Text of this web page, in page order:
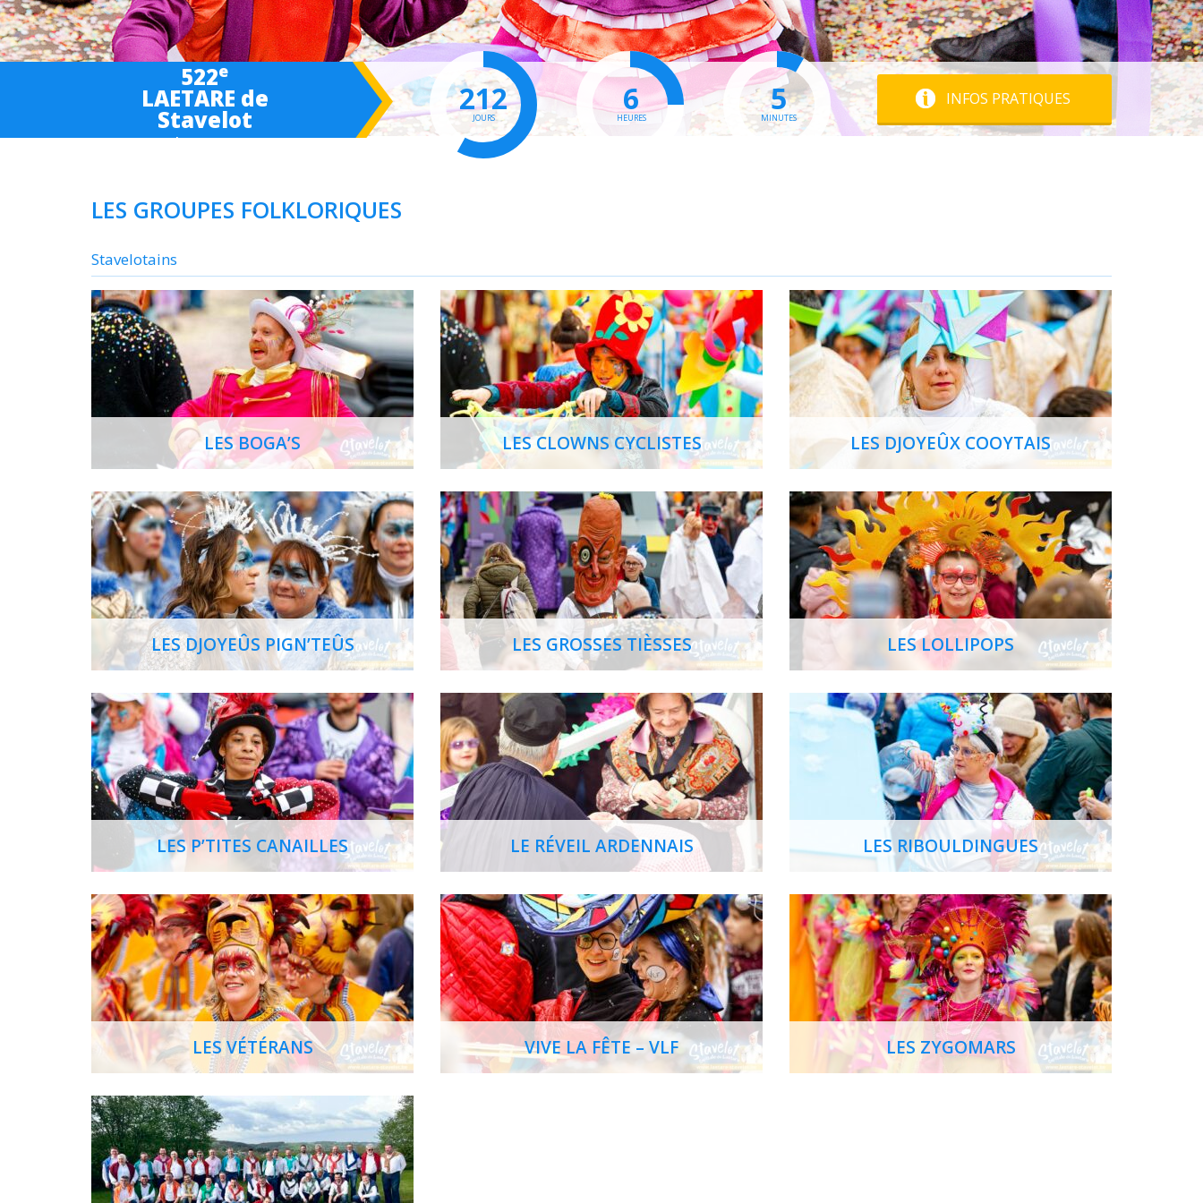
522e
LAETARE de
Stavelot
March 6-7-8 2027
212
JOURS
6
HEURES
5
MINUTES
INFOS PRATIQUES
LES GROUPES FOLKLORIQUES
Stavelotains
LES BOGA’S LES CLOWNS CYCLISTES LES DJOYEÛX COOYTAIS
LES DJOYEÛS PIGN’TEÛS LES GROSSES TIÈSSES LES LOLLIPOPS
LES P’TITES CANAILLES LE RÉVEIL ARDENNAIS LES RIBOULDINGUES
LES VÉTÉRANS VIVE LA FÊTE – VLF LES ZYGOMARS